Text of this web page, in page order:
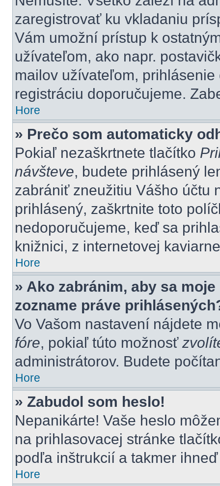
zaregistrovať ku vkladaniu
Vám umožní prístup k
užívateľom, ako napr.
mailov užívateľom,
registráciu doporučujeme.
Hore
» Prečo som automaticky
Pokiaľ nezaškrtnete tlačítko
návšteve, budete prihlásený
zabrániť zneužitiu Vášho účtu
prihlásený, zaškrtnite toto
nedoporučujeme, keď sa
knižnici, z internetovej
Hore
» Ako zabránim, aby sa
zozname práve
Vo Vašom nastavení nájdete
fóre, pokiaľ túto možnosť
administrátorov. Budete
Hore
» Zabudol som heslo!
Nepanikárte! Vaše heslo
na prihlasovacej stránke
podľa inštrukcií a takmer
Hore